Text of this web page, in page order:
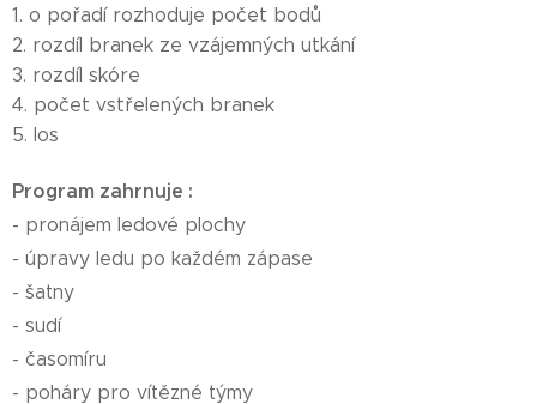
1. o pořadí rozhoduje počet bodů
2. rozdíl branek ze vzájemných utkání
3. rozdíl skóre
4. počet vstřelených branek
5. los
Program zahrnuje :
- pronájem ledové plochy
- úpravy ledu po každém zápase
- šatny
- sudí
- časomíru
- poháry pro vítězné týmy